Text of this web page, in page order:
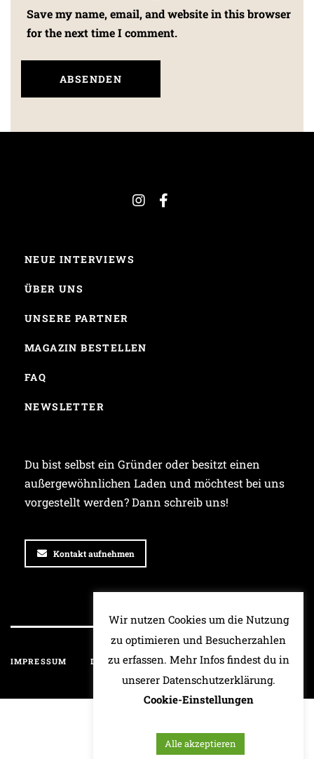
Save my name, email, and website in this browser
for the next time I comment.
NEUE INTERVIEWS
ÜBER UNS
UNSERE PARTNER
MAGAZIN BESTELLEN
FAQ
NEWSLETTER
Du bist selbst ein Gründer oder besitzt einen
außergewöhnlichen Laden und möchtest bei uns
vorgestellt werden? Dann schreib uns!
Kontakt aufnehmen
IMPRESSUM DATENSCHUTZ HAFTUNGSAUSSCHLUSS
Wir nutzen Cookies um die Nutzung
zu optimieren und Besucherzahlen
zu erfassen. Mehr Infos findest du in
unserer Datenschutzerklärung.
Cookie-Einstellungen
Alle akzeptieren